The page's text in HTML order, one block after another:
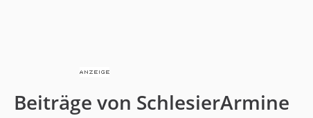
Beiträge von SchlesierArmine